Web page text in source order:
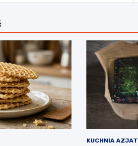
KUCHNIA